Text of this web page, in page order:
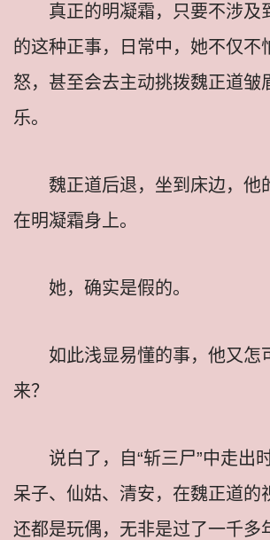
真正的明凝霜，只要不涉及
的这种正事，日常中，她不仅不
怒，甚至会去主动挑拨魏正道皱
乐。
魏正道后退，坐到床边，他
在明凝霜身上。
她，确实是假的。
如此浅显易懂的事，他又怎
来？
说白了，自“斩三尸”中走出
呆子、仙姑、清安，在魏正道的
还都是玩偶，无非是过了一千多